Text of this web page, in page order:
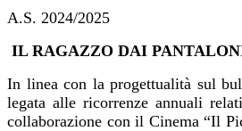
A.S. 2024/2025
IL RAGAZZO DAI
In linea con la progettualità sul
legata alle ricorrenze annuali
collaborazione con il Cinema “Il